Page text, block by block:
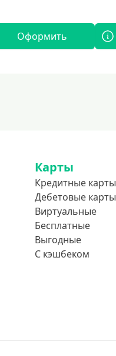
Оформить
Карты
Кредитные карты
Дебетовые карты
Виртуальные
Бесплатные
Выгодные
С кэшбеком